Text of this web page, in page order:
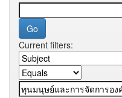
Current filters: